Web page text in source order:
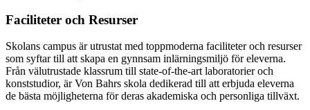
Faciliteter och Resurser
Skolans campus är utrustat med toppmoderna faciliteter och resurser
som syftar till att skapa en gynnsam inlärningsmiljö för eleverna.
Från välutrustade klassrum till state-of-the-art laboratorier och
konststudior, är Von Bahrs skola dedikerad till att erbjuda eleverna
de bästa möjligheterna för deras akademiska och personliga tillväxt.